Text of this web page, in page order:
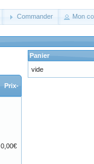
Commander Mon
Prix-
0,00€
Panier
vide